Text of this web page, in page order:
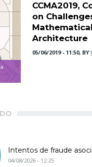
CCMA2019,
on
Mathematical
Architecture
05/06/2019 - 11:50, BY
Intentos de fraude
04/08/2026 - 12:25